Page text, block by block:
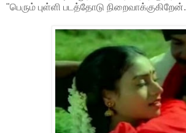
"பெரும் புள்ளி படத்தோடு நிறைவாக்குகிறேன்.